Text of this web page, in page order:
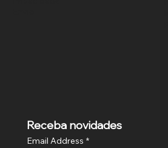
Receba novidades
Email Address *